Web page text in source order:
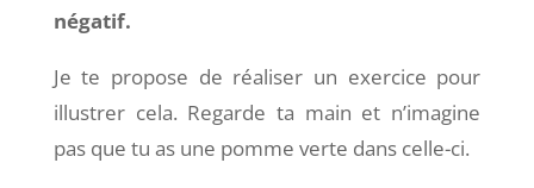
négatif.
Je te propose de réaliser un exercice pour
illustrer cela. Regarde ta main et n’imagine
pas que tu as une pomme verte dans celle-ci.